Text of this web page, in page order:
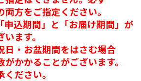
両方をご指定ください。
込期間」と「お届け期間」が
ます。
・お盆期間をはさむ場合
かかることがございます。
ください。